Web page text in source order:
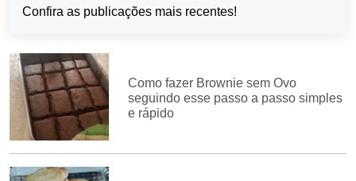
Confira as publicações mais recentes!
Como fazer Brownie sem Ovo
seguindo esse passo a passo simples
e rápido